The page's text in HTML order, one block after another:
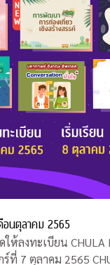
อนตุลาคม 2565
ห้ลงทะเบียน CHULA